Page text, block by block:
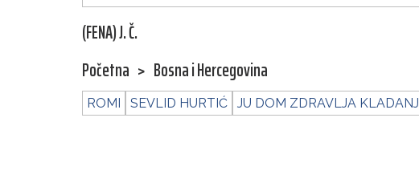
(FENA) J. Č.
Početna > Bosna i Hercegovina
ROMI SEVLID HURTIĆ JU DOM ZDRAVLJA KLADANJ